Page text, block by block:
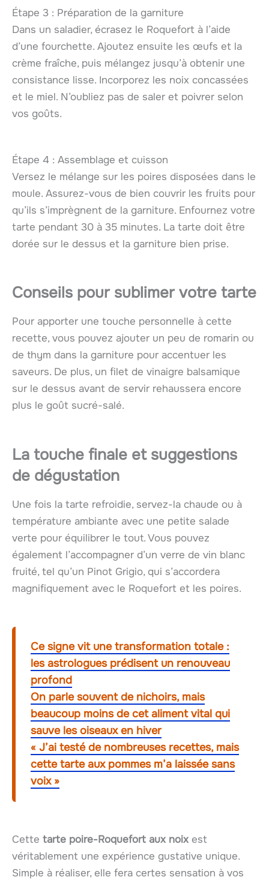
Étape 3 : Préparation de la garniture
Dans un saladier, écrasez le Roquefort à l’aide
d’une fourchette. Ajoutez ensuite les œufs et la
crème fraîche, puis mélangez jusqu’à obtenir une
consistance lisse. Incorporez les noix concassées
et le miel. N’oubliez pas de saler et poivrer selon
vos goûts.
Étape 4 : Assemblage et cuisson
Versez le mélange sur les poires disposées dans le
moule. Assurez-vous de bien couvrir les fruits pour
qu’ils s’imprègnent de la garniture. Enfournez votre
tarte pendant 30 à 35 minutes. La tarte doit être
dorée sur le dessus et la garniture bien prise.
Conseils pour sublimer votre tarte
Pour apporter une touche personnelle à cette
recette, vous pouvez ajouter un peu de romarin ou
de thym dans la garniture pour accentuer les
saveurs. De plus, un filet de vinaigre balsamique
sur le dessus avant de servir rehaussera encore
plus le goût sucré-salé.
La touche finale et suggestions
de dégustation
Une fois la tarte refroidie, servez-la chaude ou à
température ambiante avec une petite salade
verte pour équilibrer le tout. Vous pouvez
également l’accompagner d’un verre de vin blanc
fruité, tel qu’un Pinot Grigio, qui s’accordera
magnifiquement avec le Roquefort et les poires.
Ce signe vit une transformation totale :
les astrologues prédisent un renouveau
profond
On parle souvent de nichoirs, mais
beaucoup moins de cet aliment vital qui
sauve les oiseaux en hiver
« J’ai testé de nombreuses recettes, mais
cette tarte aux pommes m’a laissée sans
voix »
Cette tarte poire-Roquefort aux noixest
véritablement une expérience gustative unique.
Simple à réaliser, elle fera certes sensation à vos